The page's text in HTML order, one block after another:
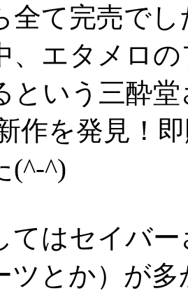
全て完売でし
、エタメロ
という三酔
作を発見！
(^-^)
てはセイバ
ツとか）が